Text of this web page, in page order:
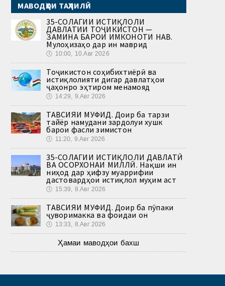
МАВОДҲОИ ТАҲЛИЛӢ
35-СОЛАГИИ ИСТИҚЛОЛИ
ДАВЛАТИИ ТОҶИКИСТОН —
ЗАМИНА БАРОИ ИМКОНОТИ НАВ.
Мулоҳизаҳо дар ин маврид
🕔 10:00, 10.Авг 2026
Тоҷикистон соҳибихтиёрӣ ва
истиқлолияти дигар давлатҳои
ҷаҳонро эҳтиром менамояд
🕔 14:29, 9.Авг 2026
ТАВСИЯИ МУФИД. Доир ба тарзи
тайёр намудани зардолуи хушк
барои фасли зимистон
🕔 11:20, 9.Авг 2026
35-СОЛАГИИ ИСТИҚЛОЛИ ДАВЛАТӢ
ВА ОСОРХОНАИ МИЛЛӢ. Нақши ин
ниҳод дар ҳифзу муаррифии
дастовардҳои истиқлол муҳим аст
🕔 15:39, 8.Авг 2026
ТАВСИЯИ МУФИД. Доир ба пӯпаки
ҷуворимакка ва фоидаи он
🕔 13:33, 8.Авг 2026
Ҳамаи маводҳои бахш